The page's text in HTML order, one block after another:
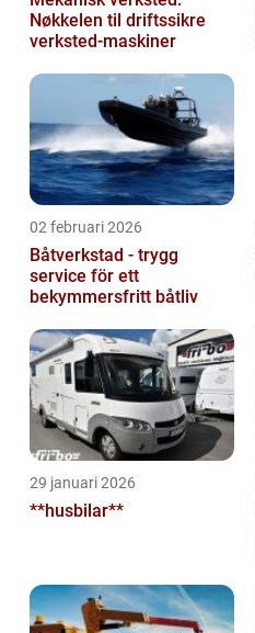
Nøkkelen til driftssikre
verksted-maskiner
02 februari 2026
Båtverkstad - trygg
service för ett
bekymmersfritt båtliv
29 januari 2026
**husbilar**